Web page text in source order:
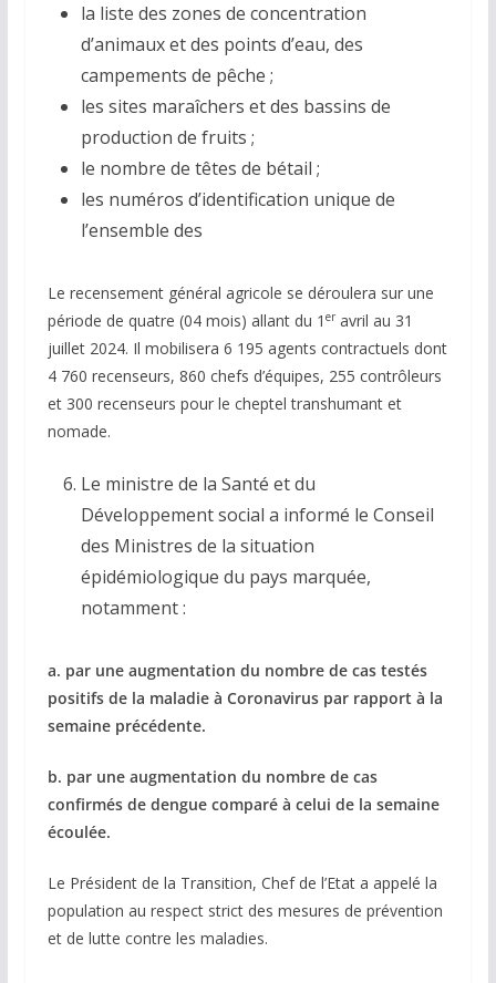
la liste des zones de concentration
d’animaux et des points d’eau, des
campements de pêche ;
les sites maraîchers et des bassins de
production de fruits ;
le nombre de têtes de bétail ;
les numéros d’identification unique de
l’ensemble des
Le recensement général agricole se déroulera sur une
période de quatre (04 mois) allant du 1 eravril au 31
juillet 2024. Il mobilisera 6 195 agents contractuels dont
4 760 recenseurs, 860 chefs d’équipes, 255 contrôleurs
et 300 recenseurs pour le cheptel transhumant et
nomade.
Le ministre de la Santé et du
Développement social a informé le Conseil
des Ministres de la situation
épidémiologique du pays marquée,
notamment :
a. par une augmentation du nombre de cas testés
positifs de la maladie à Coronavirus par rapport à la
semaine précédente.
b. par une augmentation du nombre de cas
confirmés de dengue comparé à celui de la semaine
écoulée.
Le Président de la Transition, Chef de l’Etat a appelé la
population au respect strict des mesures de prévention
et de lutte contre les maladies.